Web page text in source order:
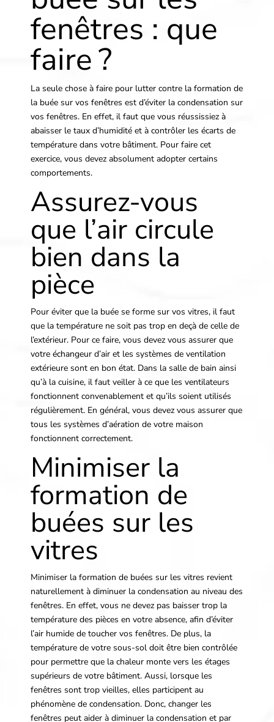
fenêtres : que
faire ?
La seule chose à faire pour lutter contre la formation de
la buée sur vos fenêtres est d’éviter la condensation sur
vos fenêtres. En effet, il faut que vous réussissiez à
abaisser le taux d’humidité et à contrôler les écarts de
température dans votre bâtiment. Pour faire cet
exercice, vous devez absolument adopter certains
comportements.
Assurez-vous
que l’air circule
bien dans la
pièce
Pour éviter que la buée se forme sur vos vitres, il faut
que la température ne soit pas trop en deçà de celle de
l’extérieur. Pour ce faire, vous devez vous assurer que
votre échangeur d’air et les systèmes de ventilation
extérieure sont en bon état. Dans la salle de bain ainsi
qu’à la cuisine, il faut veiller à ce que les ventilateurs
fonctionnent convenablement et qu’ils soient utilisés
régulièrement. En général, vous devez vous assurer que
tous les systèmes d’aération de votre maison
fonctionnent correctement.
Minimiser la
formation de
buées sur les
vitres
Minimiser la formation de buées sur les vitres revient
naturellement à diminuer la condensation au niveau des
fenêtres. En effet, vous ne devez pas baisser trop la
température des pièces en votre absence, afin d’éviter
l’air humide de toucher vos fenêtres. De plus, la
température de votre sous-sol doit être bien contrôlée
pour permettre que la chaleur monte vers les étages
supérieurs de votre bâtiment. Aussi, lorsque les
fenêtres sont trop vieilles, elles participent au
phénomène de condensation. Donc, changer les
fenêtres peut aider à diminuer la condensation et par